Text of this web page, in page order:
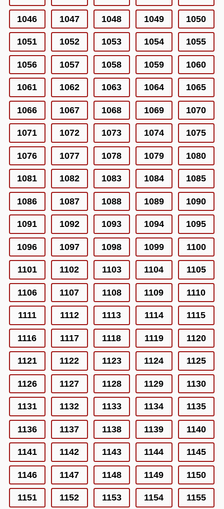
1046 1047 1048 1049 1050
1051 1052 1053 1054 1055
1056 1057 1058 1059 1060
1061 1062 1063 1064 1065
1066 1067 1068 1069 1070
1071 1072 1073 1074 1075
1076 1077 1078 1079 1080
1081 1082 1083 1084 1085
1086 1087 1088 1089 1090
1091 1092 1093 1094 1095
1096 1097 1098 1099 1100
1101 1102 1103 1104 1105
1106 1107 1108 1109 1110
1111 1112 1113 1114 1115
1116 1117 1118 1119 1120
1121 1122 1123 1124 1125
1126 1127 1128 1129 1130
1131 1132 1133 1134 1135
1136 1137 1138 1139 1140
1141 1142 1143 1144 1145
1146 1147 1148 1149 1150
1151 1152 1153 1154 1155